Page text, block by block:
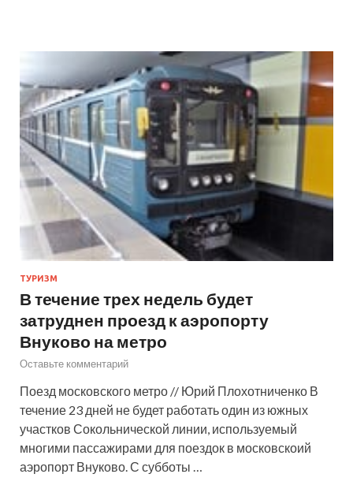
ТУРИЗМ
В течение трех недель будет
затруднен проезд к аэропорту
Внуково на метро
Оставьте комментарий
Поезд московского метро // Юрий Плохотниченко В
течение 23 дней не будет работать один из южных
участков Сокольнической линии, используемый
многими пассажирами для поездок в московскоий
аэропорт Внуково. С субботы …